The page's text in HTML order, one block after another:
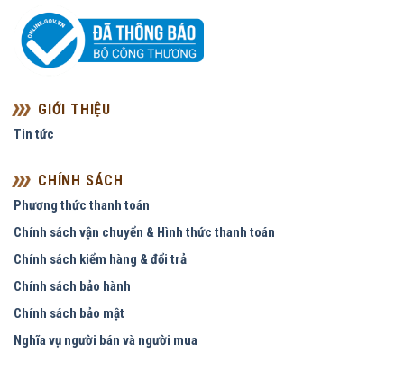
GIỚI THIỆU
Tin tức
CHÍNH SÁCH
Phương thức thanh toán
Chính sách vận chuyển & Hình thức thanh toán
Chính sách kiểm hàng & đổi trả
Chính sách bảo hành
Chính sách bảo mật
Nghĩa vụ người bán và người mua